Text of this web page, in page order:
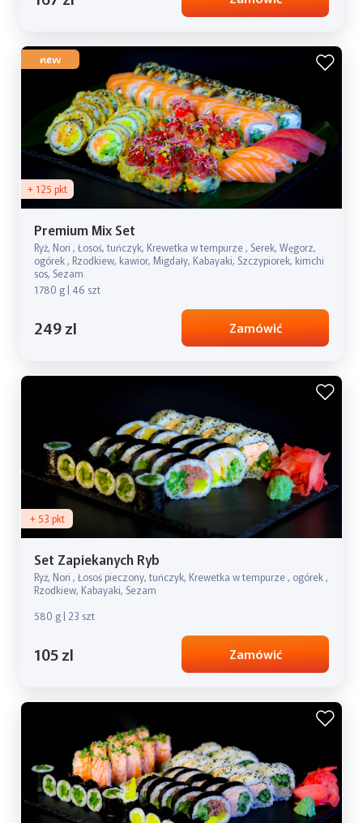
new
+ 125 pkt
Premium Mix Set
Ryż, Nori , Łosoś, tuńczyk, Krewetka w tempurze , Serek, Węgorz,
ogórek , Rzodkiew, kawior, Migdały, Kabayaki, Szczypiorek, kimchi
sos, Sezam
1780 g | 46 szt
249 zl Zamówić
+ 53 pkt
Set Zapiekanych Ryb
Ryż, Nori , Łosoś pieczony, tuńczyk, Krewetka w tempurze , ogórek ,
Rzodkiew, Kabayaki, Sezam
580 g | 23 szt
105 zl Zamówić